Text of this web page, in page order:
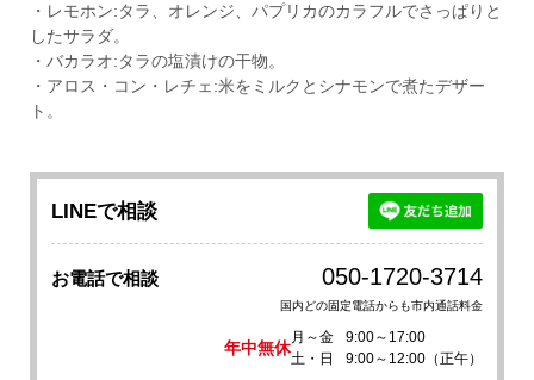
・レモホン:タラ、オレンジ、パプリカのカラフルでさっぱりと
したサラダ。
・バカラオ:タラの塩漬けの干物。
・アロス・コン・レチェ:米をミルクとシナモンで煮たデザー
ト。
LINEで相談
お電話で相談 050-1720-3714
国内どの固定電話からも市内通話料金
年中無休
月～金
9:00～17:00
土・日
9:00～12:00（正午）